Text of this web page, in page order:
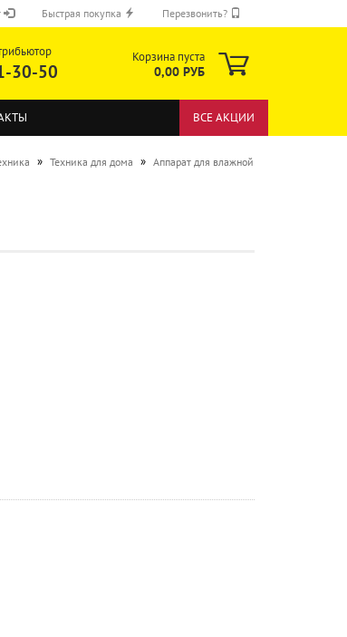
Быстрая покупка Перезвонить?
30-50
Корзина пуста
0,00 РУБ
ВСЕ АКЦИИ
» Техника для дома » Аппарат для влажной